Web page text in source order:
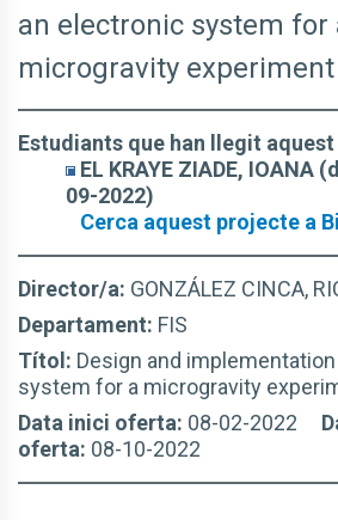
an electronic system for
microgravity experiment
Estudiants que han llegit
EL KRAYE ZIADE, IOANA
09-2022)
Cerca aquest projecte a
Director/a: GONZÁLEZ CINCA,
Departament: FIS
Títol: Design and
system for a microgravity
Data inici oferta: 08-02-2022
oferta: 08-10-2022